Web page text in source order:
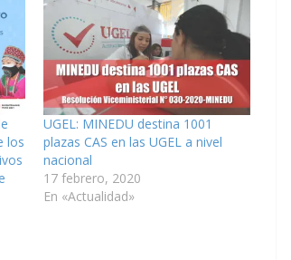
los
UGEL: MINEDU destina 1001
plazas CAS en las UGEL a nivel
nacional
17 febrero, 2020
En «Actualidad»